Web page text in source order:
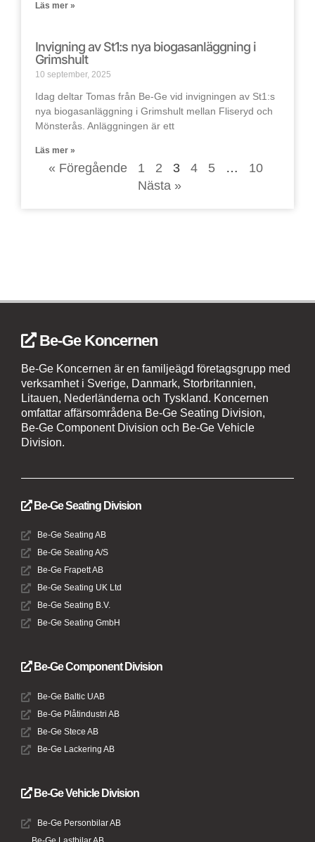
Läs mer »
Invigning av St1:s nya biogasanläggning i
Grimshult
10 september, 2025
Idag deltar Tomas från Be-Ge vid invigningen av St1:s
nya biogasanläggning i Grimshult mellan Fliseryd och
Mönsterås. Anläggningen är ett
Läs mer »
« Föregående 1 2 3 4 5 …
10
Nästa »
Be-Ge Koncernen
Be-Ge Koncernen är en familjeägd företagsgrupp med
verksamhet i Sverige, Danmark, Storbritannien,
Litauen, Nederländerna och Tyskland. Koncernen
omfattar affärsområdena Be-Ge Seating Division,
Be-Ge Component Division och Be-Ge Vehicle
Division.
Be-Ge Seating Division
Be-Ge Seating AB
Be-Ge Seating A/S
Be-Ge Frapett AB
Be-Ge Seating UK Ltd
Be-Ge Seating B.V.
Be-Ge Seating GmbH
Be-Ge Component Division
Be-Ge Baltic UAB
Be-Ge Plåtindustri AB
Be-Ge Stece AB
Be-Ge Lackering AB
Be-Ge Vehicle Division
Be-Ge Personbilar AB